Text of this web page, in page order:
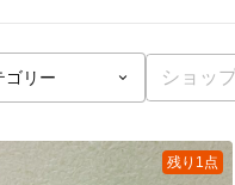
残り1点